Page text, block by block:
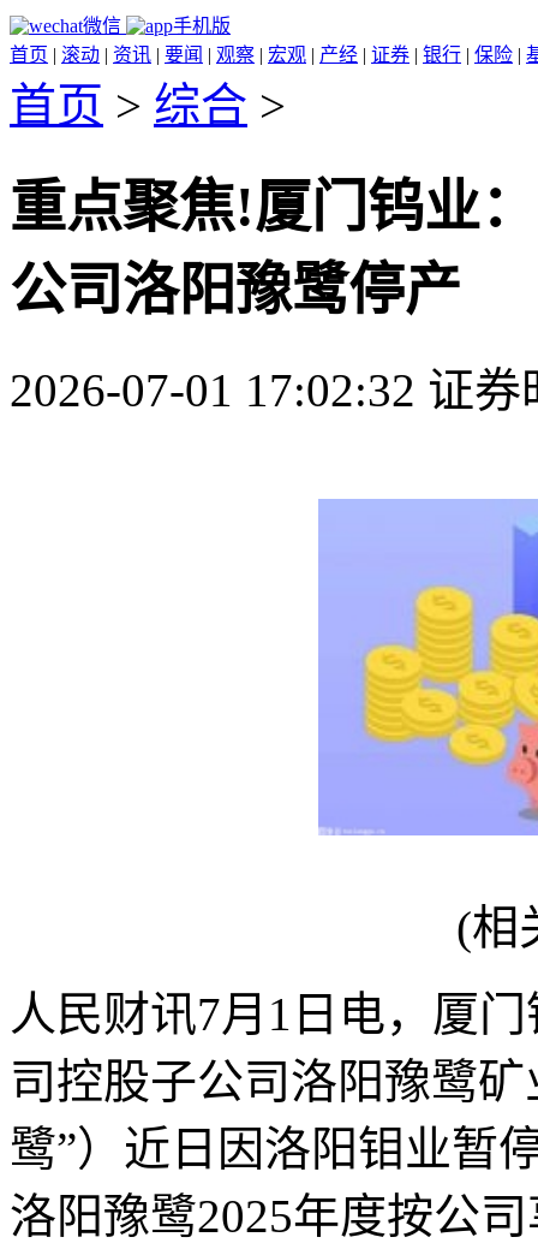
微信
手机版
首页 | 滚动 | 资讯 | 要闻 | 观察 | 宏观 | 产经 | 证券 | 银行 | 保险 |
首页 > 综合 >
重点聚焦!厦门钨业
公司洛阳豫鹭停产
2026-07-01 17:02:32 证
(相
人民财讯7月1日电，厦
司控股子公司洛阳豫鹭
鹭”）近日因洛阳钼业暂
洛阳豫鹭2025年度按公